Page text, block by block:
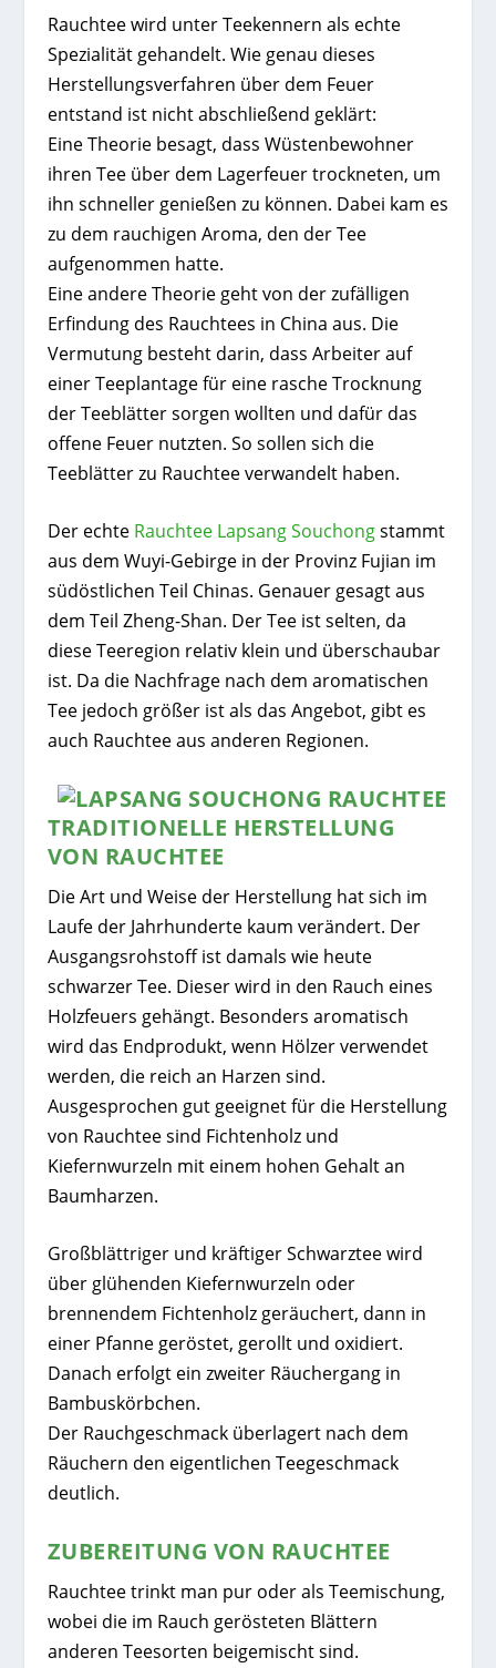
Rauchtee wird unter Teekennern als echte
Spezialität gehandelt. Wie genau dieses
Herstellungsverfahren über dem Feuer
entstand ist nicht abschließend geklärt:
Eine Theorie besagt, dass Wüstenbewohner
ihren Tee über dem Lagerfeuer trockneten, um
ihn schneller genießen zu können. Dabei kam es
zu dem rauchigen Aroma, den der Tee
aufgenommen hatte.
Eine andere Theorie geht von der zufälligen
Erfindung des Rauchtees in China aus. Die
Vermutung besteht darin, dass Arbeiter auf
einer Teeplantage für eine rasche Trocknung
der Teeblätter sorgen wollten und dafür das
offene Feuer nutzten. So sollen sich die
Teeblätter zu Rauchtee verwandelt haben.
Der echte Rauchtee Lapsang Souchongstammt
aus dem Wuyi-Gebirge in der Provinz Fujian im
südöstlichen Teil Chinas. Genauer gesagt aus
dem Teil Zheng-Shan. Der Tee ist selten, da
diese Teeregion relativ klein und überschaubar
ist. Da die Nachfrage nach dem aromatischen
Tee jedoch größer ist als das Angebot, gibt es
auch Rauchtee aus anderen Regionen.
TRADITIONELLE HERSTELLUNG
VON RAUCHTEE
Die Art und Weise der Herstellung hat sich im
Laufe der Jahrhunderte kaum verändert. Der
Ausgangsrohstoff ist damals wie heute
schwarzer Tee. Dieser wird in den Rauch eines
Holzfeuers gehängt. Besonders aromatisch
wird das Endprodukt, wenn Hölzer verwendet
werden, die reich an Harzen sind.
Ausgesprochen gut geeignet für die Herstellung
von Rauchtee sind Fichtenholz und
Kiefernwurzeln mit einem hohen Gehalt an
Baumharzen.
Großblättriger und kräftiger Schwarztee wird
über glühenden Kiefernwurzeln oder
brennendem Fichtenholz geräuchert, dann in
einer Pfanne geröstet, gerollt und oxidiert.
Danach erfolgt ein zweiter Räuchergang in
Bambuskörbchen.
Der Rauchgeschmack überlagert nach dem
Räuchern den eigentlichen Teegeschmack
deutlich.
ZUBEREITUNG VON RAUCHTEE
Rauchtee trinkt man pur oder als Teemischung,
wobei die im Rauch gerösteten Blättern
anderen Teesorten beigemischt sind.